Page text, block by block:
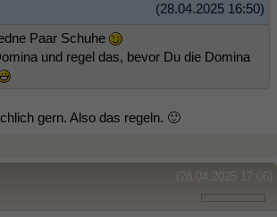
(28.04.2025 16:50)
Paar Schuhe
und regel das, bevor Du die Domina
gern. Also das regeln. 🙂
(28.04.2025 17:06)